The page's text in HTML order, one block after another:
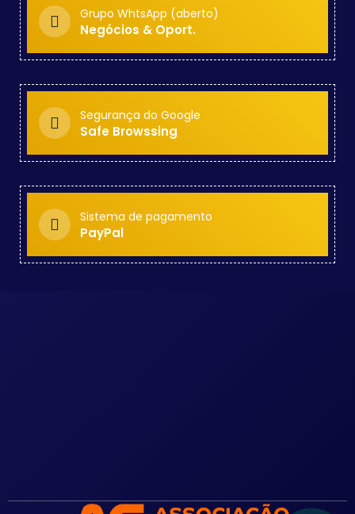
Grupo WhtsApp (aberto)
Negócios & Oport.
Segurança do Google
Safe Browssing
Sistema de pagamento
PayPal